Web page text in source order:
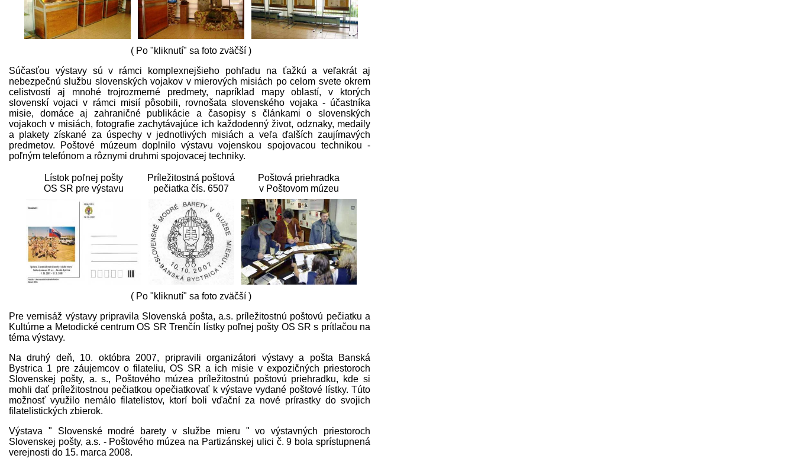
( Po "kliknutí" sa foto zväčší )
Súčasťou výstavy sú v rámci komplexnejšieho pohľadu na ťažkú a veľakrát aj
nebezpečnú službu slovenských vojakov v mierových misiách po celom svete okrem
celistvostí aj mnohé trojrozmerné predmety, napríklad mapy oblastí, v ktorých
slovenskí vojaci v rámci misií pôsobili, rovnošata slovenského vojaka - účastníka
misie, domáce aj zahraničné publikácie a časopisy s článkami o slovenských
vojakoch v misiách, fotografie zachytávajúce ich každodenný život, odznaky, medaily
a plakety získané za úspechy v jednotlivých misiách a veľa ďalších zaujímavých
predmetov. Poštové múzeum doplnilo výstavu vojenskou spojovacou technikou -
poľným telefónom a rôznymi druhmi spojovacej techniky.
Lístok poľnej pošty
OS SR pre výstavu
Príležitostná poštová
pečiatka čís. 6507
Poštová priehradka
v Poštovom múzeu
( Po "kliknutí" sa foto zväčší )
Pre vernisáž výstavy pripravila Slovenská pošta, a.s. príležitostnú poštovú pečiatku a
Kultúrne a Metodické centrum OS SR Trenčín lístky poľnej pošty OS SR s prítlačou na
téma výstavy.
Na druhý deň, 10. októbra 2007, pripravili organizátori výstavy a pošta Banská
Bystrica 1 pre záujemcov o filateliu, OS SR a ich misie v expozičných priestoroch
Slovenskej pošty, a. s., Poštového múzea príležitostnú poštovú priehradku, kde si
mohli dať príležitostnou pečiatkou opečiatkovať k výstave vydané poštové lístky. Túto
možnosť využilo nemálo filatelistov, ktorí boli vďační za nové prírastky do svojich
filatelistických zbierok.
Výstava " Slovenské modré barety v službe mieru " vo výstavných priestoroch
Slovenskej pošty, a.s. - Poštového múzea na Partizánskej ulici č. 9 bola sprístupnená
verejnosti do 15. marca 2008.